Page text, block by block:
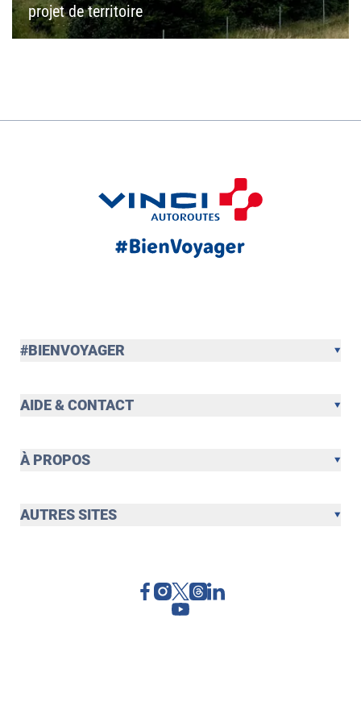
projet de territoire
#BIENVOYAGER
AIDE & CONTACT
À PROPOS
AUTRES SITES